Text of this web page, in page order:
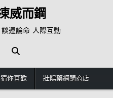
威而鋼
運論命 人際互動
猜你喜歡 壯陽藥網購商店